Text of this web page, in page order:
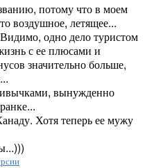
потому что в моем
воздушное, летящее...
одно дело туристом
с ее плюсами и
значительно больше,
вынужденно
Хотя теперь ее мужу